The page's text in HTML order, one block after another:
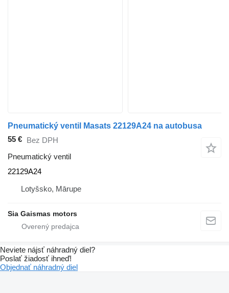
Pneumatický ventil Masats 22129A24 na autobusa
55 € Bez DPH
Pneumatický ventil
22129A24
Lotyšsko, Mārupe
Sia Gaismas motors
Neviete nájsť náhradný diel?
Poslať žiadosť ihneď!
Objednať náhradný diel